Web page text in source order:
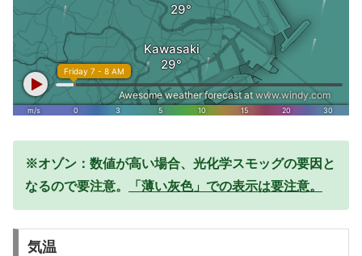
※オゾン：数値が高い場合、光化学スモッグの要因と
なるので要注意。
「薄い灰色」での表示は要注意。
気温